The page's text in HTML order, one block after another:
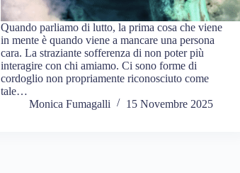
Quando parliamo di lutto, la prima cosa che viene
in mente è quando viene a mancare una persona
cara. La straziante sofferenza di non poter più
interagire con chi amiamo. Ci sono forme di
cordoglio non propriamente riconosciuto come
tale…
Monica Fumagalli
15 Novembre 2025